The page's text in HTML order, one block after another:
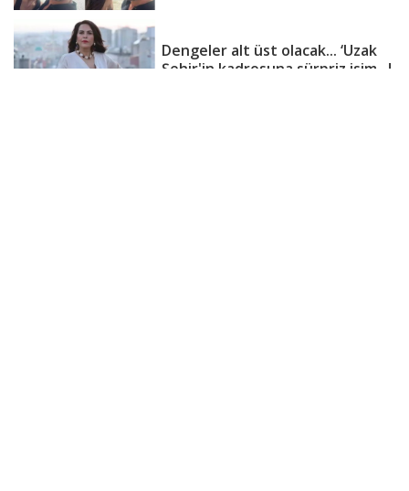
Dengeler alt üst olacak... ‘Uzak
Şehir'in kadrosuna sürpriz isim...!